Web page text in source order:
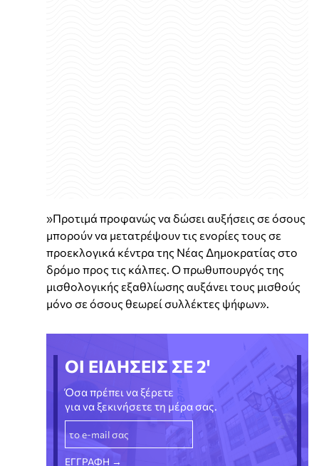
»Προτιμά προφανώς να δώσει αυξήσεις σε όσους
μπορούν να μετατρέψουν τις ενορίες τους σε
προεκλογικά κέντρα της Νέας Δημοκρατίας στο
δρόμο προς τις κάλπες. Ο πρωθυπουργός της
μισθολογικής εξαθλίωσης αυξάνει τους μισθούς
μόνο σε όσους θεωρεί συλλέκτες ψήφων».
ΟΙ ΕΙΔΗΣΕΙΣ ΣΕ 2'
Όσα πρέπει να ξέρετε
για να ξεκινήσετε τη μέρα σας.